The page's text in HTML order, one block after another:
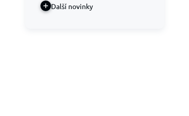
Další novinky